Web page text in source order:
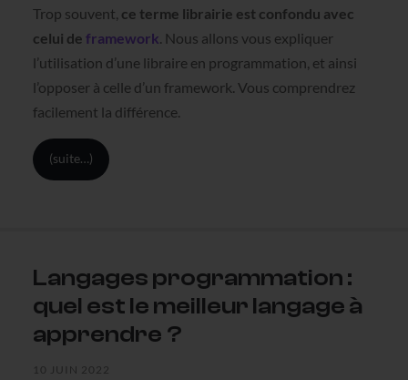
Trop souvent, ce terme librairie est confondu avec
celui de framework. Nous allons vous expliquer
l’utilisation d’une libraire en programmation, et ainsi
l’opposer à celle d’un framework. Vous comprendrez
facilement la différence.
(suite…)
Langages programmation :
quel est le meilleur langage à
apprendre ?
10 JUIN 2022